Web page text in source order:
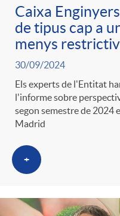
Caixa
de tipus cap a
menys
30/09/2024
Els experts de l'Entitat
l'informe sobre
segon semestre de 2024
Madrid
+